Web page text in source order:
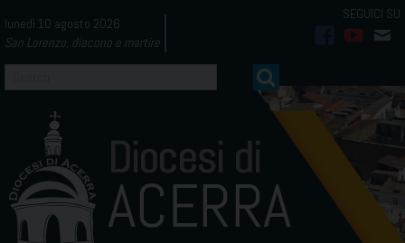
to
content
lunedì 10 agosto 2026
San Lorenzo, diacono e martire